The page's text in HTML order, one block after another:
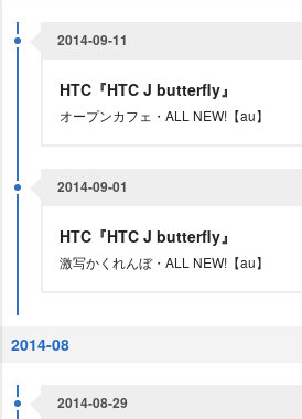
2014-09-11
HTC『HTC J butterfly』
オープンカフェ・ALL NEW!【au】
2014-09-01
HTC『HTC J butterfly』
激写かくれんぼ・ALL NEW!【au】
2014-08
2014-08-29